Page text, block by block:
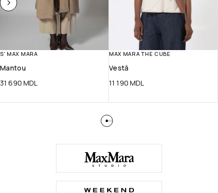
S' MAX MARA
Mantou
31 690 MDL
MAX MARA THE CUBE
Vestă
11 190 MDL